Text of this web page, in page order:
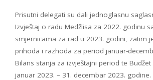
Prisutni delegati su dali jednoglasnu
Izvještaj o radu Medžlisa za 2022. godinu
smjernicama za rad u 2023. godini, zatim
prihoda i razhoda za period januar-
Bilans stanja za izvještajni period te
januar 2023. – 31. decembar 2023. godine.